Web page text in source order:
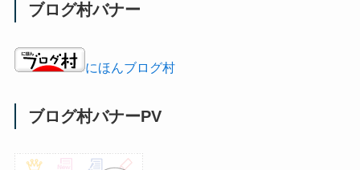
ブログ村バナー
にほんブログ村
ブログ村バナーPV